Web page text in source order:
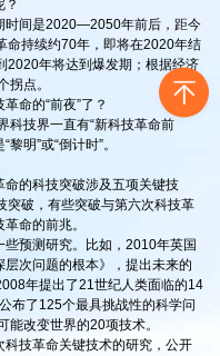
时间是2020—2050年前后，距今
命持续约70年，即将在2020年结
2020年将达到爆发期；根据经济
拐点。
命的“前夜”了？
技界一直有“新科技革命前
明”或“倒计时”。
的科技突破涉及五项关键技
突破，有些突破与第六次科技革
命的前兆。
预测研究。比如，2010年英国
次问题的根本》，提出未来的
年提出了21世纪人类面临的14
布了125个最具挑战性的科学问
改变世界的20项技术。
技革命关键技术的研究，公开